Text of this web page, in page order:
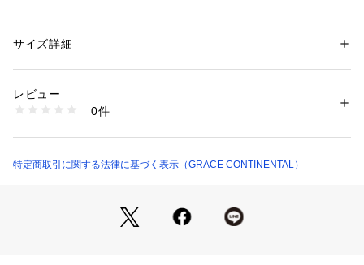
枚。ショルダーラインにはぐるりとゴムを通している為、肩を
着て頂くのも◎ 骨格を選ばず、あらゆるタイプの方に着こなし
ていただけるワンピースです。
実際の商品と仕様、加工、サイズが若干異なる場合がございま
性別：レディース
素材：（表地） ポリエステル 100% （裏地） ポリエステル 100%
洗濯：洗濯不可 漂白不可 タンブル乾燥不可 アイロンは120℃まで 弱いド
ライクリーニング（石油系）可
商品番号：2290000009293 （モール）
サイズ詳細
レビュー
0件
特定商取引に関する法律に基づく表示（GRACE CONTINENTAL）